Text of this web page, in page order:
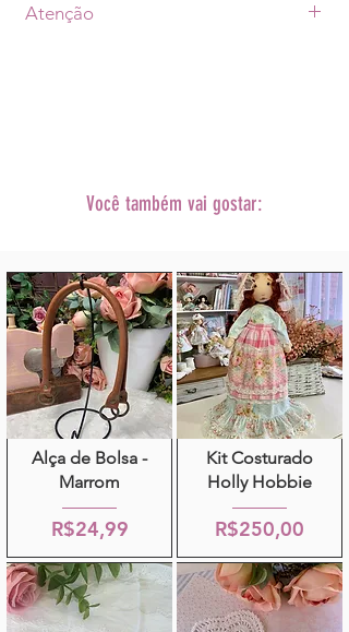
Atenção
de tonalidade conforme cada monitor.
Você também vai gostar:
Alça de Bolsa -
Marrom
R$24,99
Kit Costurado
Holly Hobbie
R$250,00